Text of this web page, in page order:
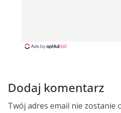
Dodaj komentarz
Twój adres email nie zostanie